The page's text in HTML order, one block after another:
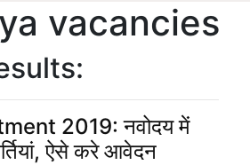
vacancies
2019: नवोदय में
ऐसे करे आवेदन